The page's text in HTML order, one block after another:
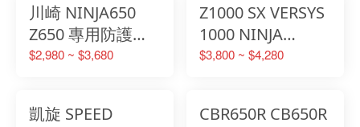
川崎 NINJA650
Z650 專用防護蓋
轟特 Homtru 引擎
$2,980 ~ $3,680
Z1000 SX VERSYS
1000 NINJA
1000SX 專用防護
$3,800 ~ $4,280
凱旋 SPEED
CBR650R CB650R